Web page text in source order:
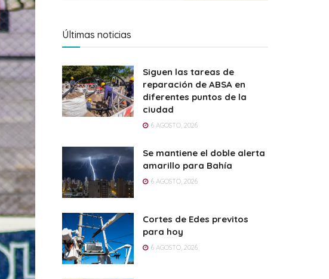
Últimas noticias
Siguen las tareas de
reparación de ABSA en
diferentes puntos de la
ciudad
6 AGOSTO, 2026
Se mantiene el doble alerta
amarillo para Bahía
6 AGOSTO, 2026
Cortes de Edes previtos
para hoy
6 AGOSTO, 2026